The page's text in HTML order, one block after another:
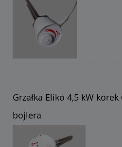
Grzałka Eliko 4,5 kW
bojlera